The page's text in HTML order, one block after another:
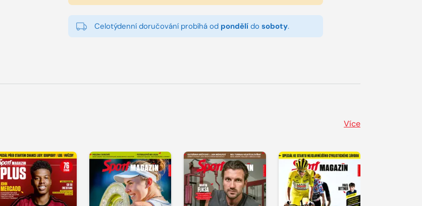
Celotýdenní doručování probíhá od pondělído soboty.
Více